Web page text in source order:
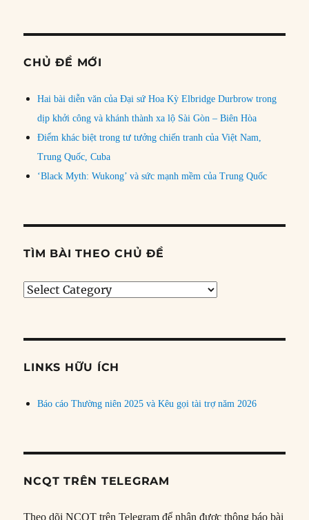
CHỦ ĐỀ MỚI
Hai bài diễn văn của Đại sứ Hoa Kỳ Elbridge Durbrow trong
dịp khởi công và khánh thành xa lộ Sài Gòn – Biên Hòa
Điểm khác biệt trong tư tưởng chiến tranh của Việt Nam,
Trung Quốc, Cuba
‘Black Myth: Wukong’ và sức mạnh mềm của Trung Quốc
TÌM BÀI THEO CHỦ ĐỀ
Tìm
đề
LINKS HỮU ÍCH
Báo cáo Thường niên 2025 và Kêu gọi tài trợ năm 2026
NCQT TRÊN TELEGRAM
Theo dõi NCQT trên Telegram để nhận được thông báo bài